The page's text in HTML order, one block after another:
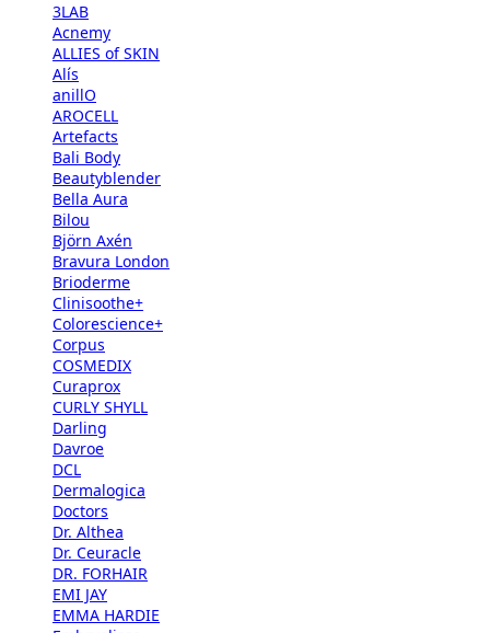
3LAB
Acnemy
ALLIES of SKIN
Alís
anillO
AROCELL
Artefacts
Bali Body
Beautyblender
Bella Aura
Bilou
Björn Axén
Bravura London
Brioderme
Clinisoothe+
Colorescience+
Corpus
COSMEDIX
Curaprox
CURLY SHYLL
Darling
Davroe
DCL
Dermalogica
Doctors
Dr. Althea
Dr. Ceuracle
DR. FORHAIR
EMI JAY
EMMA HARDIE